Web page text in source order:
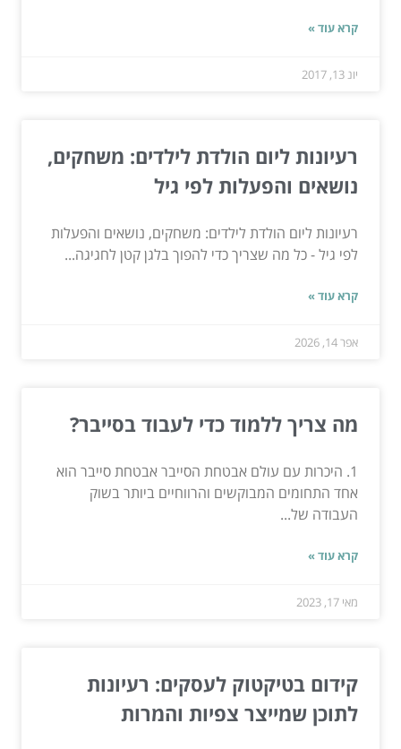
קרא עוד »
יונ 13, 2017
רעיונות ליום הולדת לילדים: משחקים,
נושאים והפעלות לפי גיל
רעיונות ליום הולדת לילדים: משחקים, נושאים והפעלות
לפי גיל - כל מה שצריך כדי להפוך בלגן קטן לחגיגה...
קרא עוד »
אפר 14, 2026
מה צריך ללמוד כדי לעבוד בסייבר?
1. היכרות עם עולם אבטחת הסייבר אבטחת סייבר הוא
אחד התחומים המבוקשים והרווחיים ביותר בשוק
העבודה של...
קרא עוד »
מאי 17, 2023
קידום בטיקטוק לעסקים: רעיונות
לתוכן שמייצר צפיות והמרות